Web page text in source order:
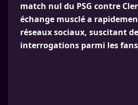
match nul du PSG contre
échange musclé a
réseaux sociaux, suscitant
interrogations parmi les